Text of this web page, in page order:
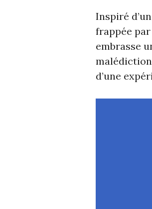
Inspiré
frappée
embrasse
d’une